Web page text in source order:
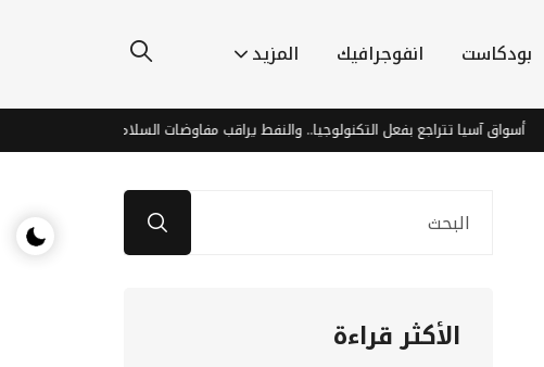
بودكاست انفوجرافيك المزيد
أسواق آسيا تتراجع بفعل التكنولوجيا.. والنفط يراقب مفاوضات السلام
الأكثر قراءة